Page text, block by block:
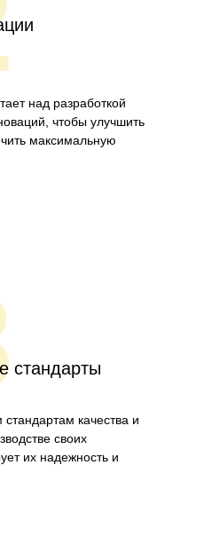
над разработкой
чтобы улучшить
максимальную
стандарты
стандартам качества и
своих
их надежность и